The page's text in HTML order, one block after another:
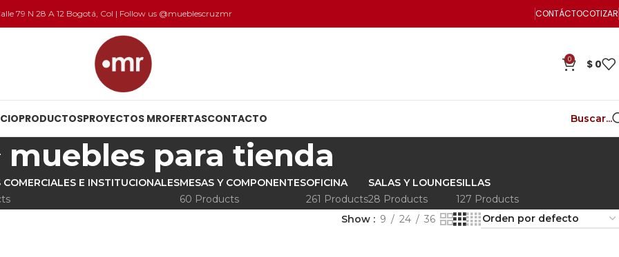
79 N 28 A 12 Bogotá, Col | Follow us @mueblescruzmr CONTÁCTOCOTIZAR
0 $ 0
PRODUCTOSPROYECTOS MROFERTASCONTACTO Buscar...
muebles para tienda
COMERCIALES E INSTITUCIONALESMESAS Y COMPONENTES
60 Products
OFICINA
261 Products
SALAS Y LOUNGE
28 Products
SILLAS
127 Products
Show 9 24 36